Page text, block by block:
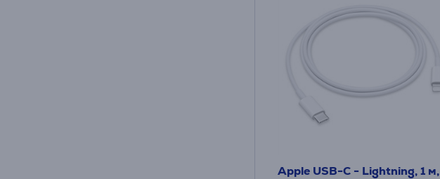
Apple USB-C - Lightning, 1 м,